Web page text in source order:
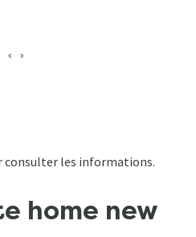
‹ ›
consulter les informations.
home new